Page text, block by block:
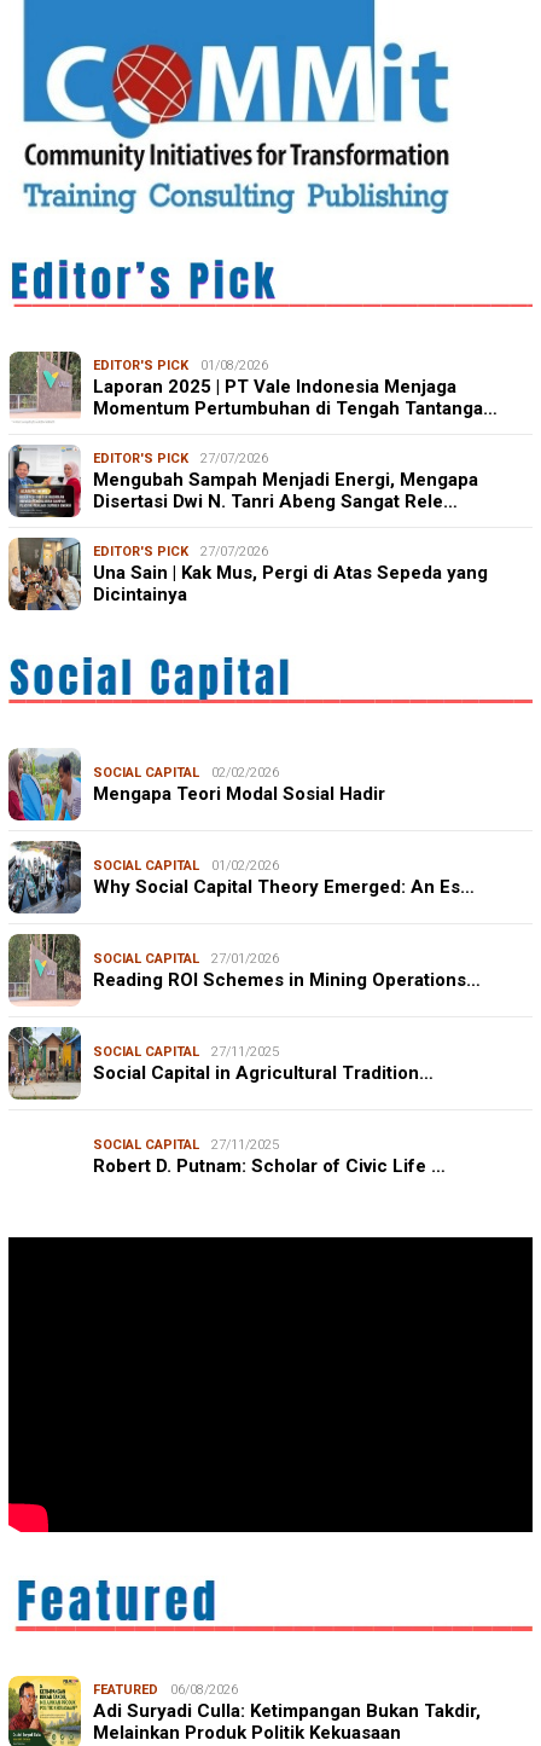
EDITOR'S PICK 01/08/2026
Laporan 2025 | PT Vale Indonesia Menjaga
Momentum Pertumbuhan di Tengah Tantanga…
EDITOR'S PICK 27/07/2026
Mengubah Sampah Menjadi Energi, Mengapa
Disertasi Dwi N. Tanri Abeng Sangat Rele…
EDITOR'S PICK 27/07/2026
Una Sain | Kak Mus, Pergi di Atas Sepeda yang
Dicintainya
SOCIAL CAPITAL 02/02/2026
Mengapa Teori Modal Sosial Hadir
SOCIAL CAPITAL 01/02/2026
Why Social Capital Theory Emerged: An Es…
SOCIAL CAPITAL 27/01/2026
Reading ROI Schemes in Mining Operations…
SOCIAL CAPITAL 27/11/2025
Social Capital in Agricultural Tradition…
SOCIAL CAPITAL 27/11/2025
Robert D. Putnam: Scholar of Civic Life …
FEATURED 06/08/2026
Adi Suryadi Culla: Ketimpangan Bukan Takdir,
Melainkan Produk Politik Kekuasaan